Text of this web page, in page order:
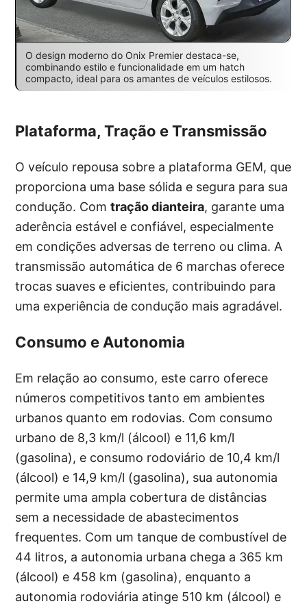
O design moderno do Onix Premier destaca-se,
combinando estilo e funcionalidade em um hatch
compacto, ideal para os amantes de veículos estilosos.
Plataforma, Tração e Transmissão
O veículo repousa sobre a plataforma GEM, que
proporciona uma base sólida e segura para sua
condução. Comtração dianteira, garante uma
aderência estável e confiável, especialmente
em condições adversas de terreno ou clima. A
transmissão automática de 6 marchas oferece
trocas suaves e eficientes, contribuindo para
uma experiência de condução mais agradável.
Consumo e Autonomia
Em relação ao consumo, este carro oferece
números competitivos tanto em ambientes
urbanos quanto em rodovias. Com consumo
urbano de 8,3 km/l (álcool) e 11,6 km/l
(gasolina), e consumo rodoviário de 10,4 km/l
(álcool) e 14,9 km/l (gasolina), sua autonomia
permite uma ampla cobertura de distâncias
sem a necessidade de abastecimentos
frequentes. Com um tanque de combustível de
44 litros, a autonomia urbana chega a 365 km
(álcool) e 458 km (gasolina), enquanto a
autonomia rodoviária atinge 510 km (álcool) e